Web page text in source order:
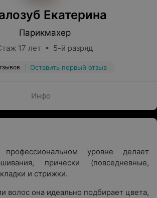
Екатерина
Парикмахер
17 лет • 5-й разряд
Оставить первый отзыв
Инфо
уровне делает
прически (повседневные,
и стрижки.
волос она идеально подбирает цвета,